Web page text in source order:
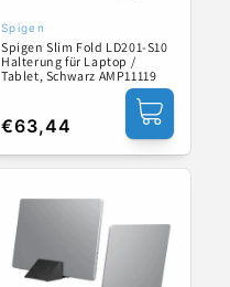
Anbieter:
Spigen
Spigen Slim Fold LD201-S10
Halterung für Laptop /
Tablet, Schwarz AMP11119
Normaler
Preis
€63,44